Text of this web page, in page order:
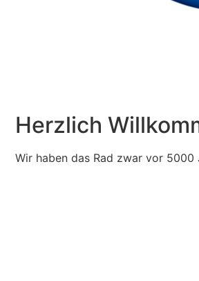
Herzlich
Wir haben das Rad zwar vor 5000